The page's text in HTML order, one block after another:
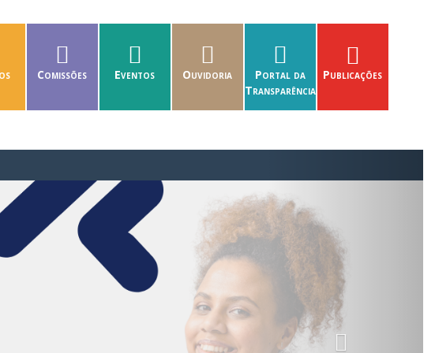
Comissões Eventos Ouvidoria
Portal da
Transparência
Publicações